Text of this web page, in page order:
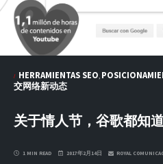
HERRAMIENTAS SEO,
交网络新动态
关于情人节，谷歌都知
1 MIN READ 2017年2月14日 ROYAL